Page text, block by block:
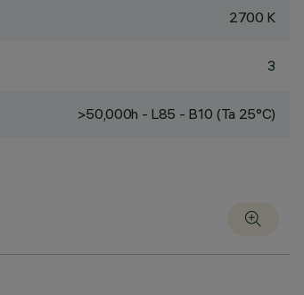
2700 K
3
>50,000h - L85 - B10 (Ta 25°C)